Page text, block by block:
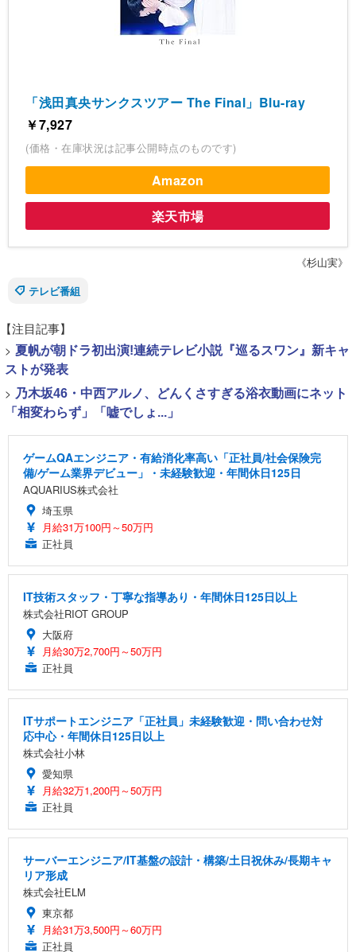
「浅田真央サンクスツアー The Final」Blu-ray
￥7,927
(価格・在庫状況は記事公開時点のものです)
Amazon
楽天市場
《杉山実》
テレビ番組
【注目記事】
> 夏帆が朝ドラ初出演!連続テレビ小説『巡るスワン』新キャ
ストが発表
> 乃木坂46・中西アルノ、どんくさすぎる浴衣動画にネット
「相変わらず」「嘘でしょ...」
ゲームQAエンジニア・有給消化率高い「正社員/社会保険完
備/ゲーム業界デビュー」・未経験歓迎・年間休日125日
AQUARIUS株式会社
埼玉県
月給31万100円～50万円
正社員
IT技術スタッフ・丁寧な指導あり・年間休日125日以上
株式会社RIOT GROUP
大阪府
月給30万2,700円～50万円
正社員
ITサポートエンジニア「正社員」未経験歓迎・問い合わせ対
応中心・年間休日125日以上
株式会社小林
愛知県
月給32万1,200円～50万円
正社員
サーバーエンジニア/IT基盤の設計・構築/土日祝休み/長期キャ
リア形成
株式会社ELM
東京都
月給31万3,500円～60万円
正社員